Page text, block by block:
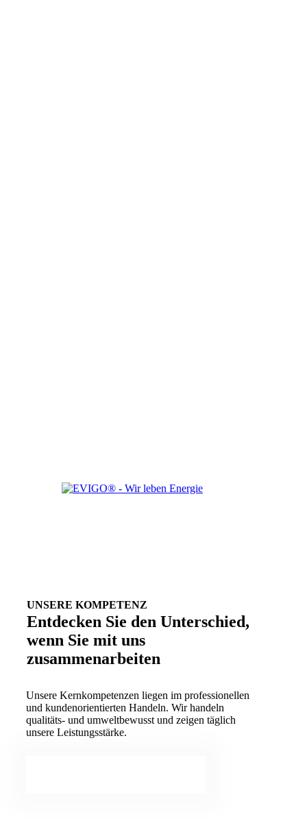
UNSERE KOMPETENZ
Entdecken Sie den Unterschied,
wenn Sie mit uns
zusammenarbeiten
Unsere Kernkompetenzen liegen im professionellen
und kundenorientierten Handeln. Wir handeln
qualitäts- und umweltbewusst und zeigen täglich
unsere Leistungsstärke.